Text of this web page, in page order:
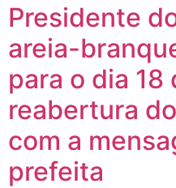
Presidente
areia-
para o dia 18
reabertura
com a
prefeita